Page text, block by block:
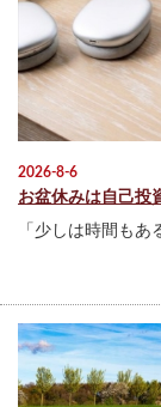
2026-8-6
お盆休みは自己投
「少しは時間も